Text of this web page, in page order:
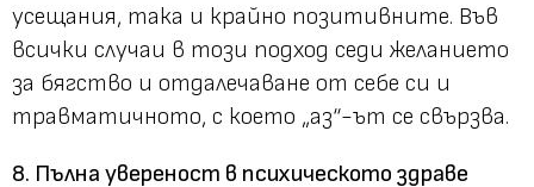
усещания, така и крайно позитивните. Във
всички случаи в този подход седи желанието
за бягство и отдалечаване от себе си и
травматичното, с което „аз“-ът се свързва.
8. Пълна увереност в психическото здраве